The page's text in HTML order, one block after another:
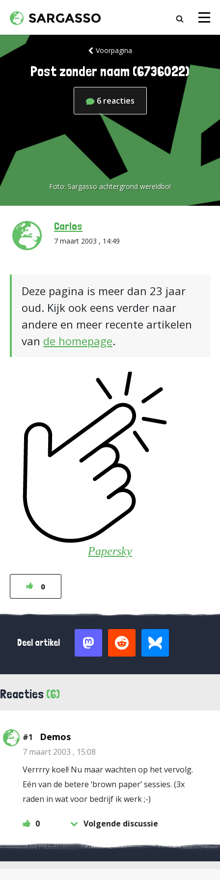
Voorpagina
Post zonder naam (6736022)
6 reacties
Foto: Sargasso achtergrond wereldbol
Carlos
7 maart 2003 , 14:49
Deze pagina is meer dan 23 jaar
oud. Kijk ook eens verder naar
andere en meer recente artikelen
van de homepage.
Papersky
0
Deel artikel
Reacties (6)
#1 Demos
7 maart 2003 , 15:08
Verrrry koel! Nu maar wachten op het vervolg.
Eén van de betere ‘brown paper’ sessies. (3x
raden in wat voor bedrijf ik werk ;-)
0 Volgende discussie